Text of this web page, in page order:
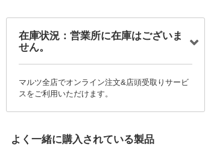
在庫状況：営業所に在庫はございま
せん。
マルツ全店でオンライン注文&店頭受取りサービ
スをご利用いただけます。
よく一緒に購入されている製品